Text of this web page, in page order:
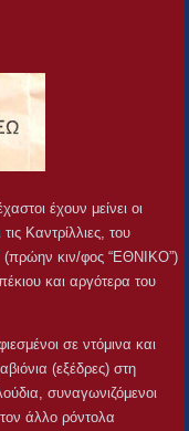
έχουν μείνει οι
Καντρίλλιες, του
(πρώην κιν/φος “ΕΘΝΙΚΟ”)
και αργότερα του
σε ντόμινα και
(εξέδρες) στη
συναγωνιζόμενοι
άλλο ρόντολα